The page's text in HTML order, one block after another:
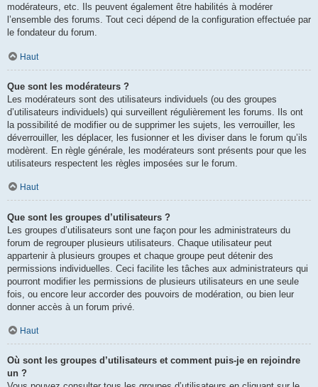
modérateurs, etc. Ils peuvent également être habilités à modérer
l’ensemble des forums. Tout ceci dépend de la configuration effectuée par
le fondateur du forum.
Haut
Que sont les modérateurs ?
Les modérateurs sont des utilisateurs individuels (ou des groupes
d’utilisateurs individuels) qui surveillent régulièrement les forums. Ils ont
la possibilité de modifier ou de supprimer les sujets, les verrouiller, les
déverrouiller, les déplacer, les fusionner et les diviser dans le forum qu’ils
modèrent. En règle générale, les modérateurs sont présents pour que les
utilisateurs respectent les règles imposées sur le forum.
Haut
Que sont les groupes d’utilisateurs ?
Les groupes d’utilisateurs sont une façon pour les administrateurs du
forum de regrouper plusieurs utilisateurs. Chaque utilisateur peut
appartenir à plusieurs groupes et chaque groupe peut détenir des
permissions individuelles. Ceci facilite les tâches aux administrateurs qui
pourront modifier les permissions de plusieurs utilisateurs en une seule
fois, ou encore leur accorder des pouvoirs de modération, ou bien leur
donner accès à un forum privé.
Haut
Où sont les groupes d’utilisateurs et comment puis-je en rejoindre
un ?